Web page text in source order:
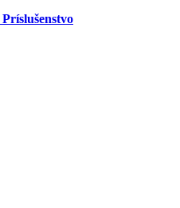
Príslušenstvo